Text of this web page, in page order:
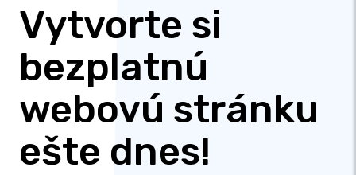
Vytvorte si
bezplatnú
webovú stránku
ešte dnes!